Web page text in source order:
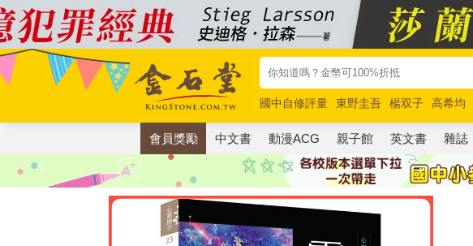
國中自修評量 東野圭吾 楊双子 高希均
唯紅花綻放
奧德賽 路邊攤新作 馬斯克
會員獎勵 中文書 動漫ACG 親子館 英文書 雜誌